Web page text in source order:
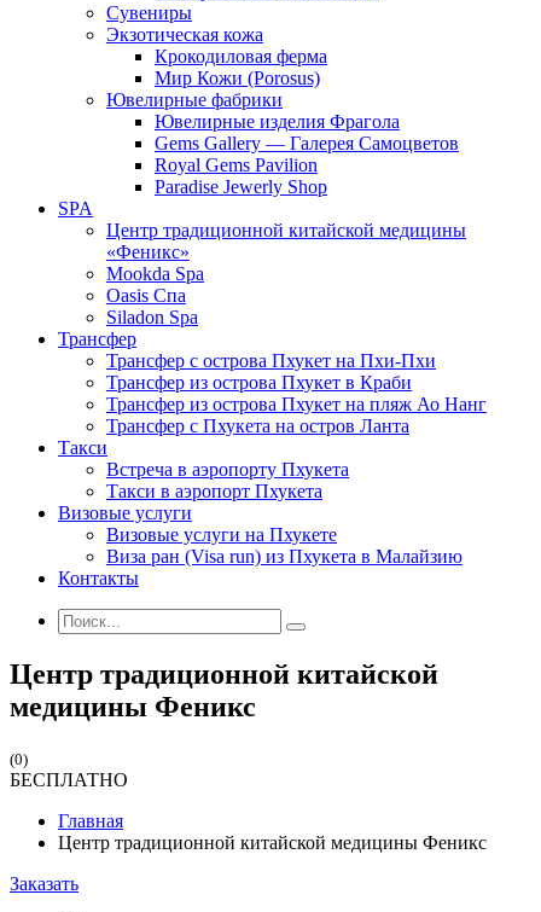
Сувениры
Экзотическая кожа
Крокодиловая ферма
Мир Кожи (Porosus)
Ювелирные фабрики
Ювелирные изделия Фрагола
Gems Gallery — Галерея Самоцветов
Royal Gems Pavilion
Paradise Jewerly Shop
SPA
Центр традиционной китайской медицины
«Феникс»
Mookda Spa
Oasis Спа
Siladon Spa
Трансфер
Трансфер с острова Пхукет на Пхи-Пхи
Трансфер из острова Пхукет в Краби
Трансфер из острова Пхукет на пляж Ао Нанг
Трансфер с Пхукета на остров Ланта
Такси
Встреча в аэропорту Пхукета
Такси в аэропорт Пхукета
Визовые услуги
Визовые услуги на Пхукете
Виза ран (Visa run) из Пхукета в Малайзию
Контакты
Центр традиционной китайской
медицины Феникс
(0)
БЕСПЛАТНО
Главная
Центр традиционной китайской медицины Феникс
Заказать